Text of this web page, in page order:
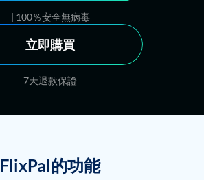
| 100％安全無病毒
立即購買
7天退款保證
FlixPal的功能